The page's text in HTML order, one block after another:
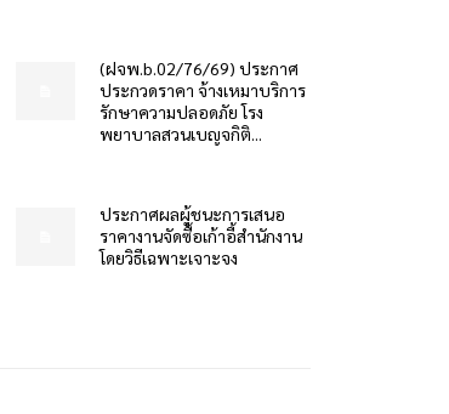
(ฝจพ.b.02/76/69) ประกาศ
ประกวดราคา จ้างเหมาบริการ
รักษาความปลอดภัย โรง
พยาบาลสวนเบญจกิติ...
ประกาศผลผู้ชนะการเสนอ
ราคางานจัดซื้อเก้าอี้สำนักงาน
โดยวิธีเฉพาะเจาะจง